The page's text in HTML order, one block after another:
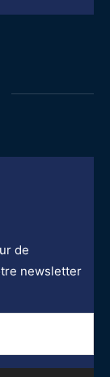
de
newsletter